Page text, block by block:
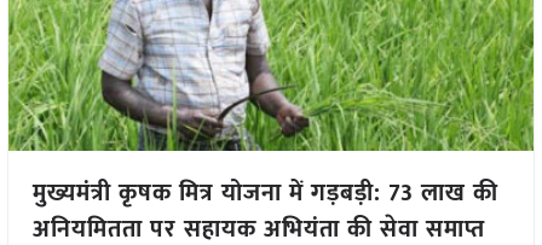
मुख्यमंत्री कृषक मित्र योजना में गड़बड़ी: 73 लाख की
अनियमितता पर सहायक अभियंता की सेवा समाप्त